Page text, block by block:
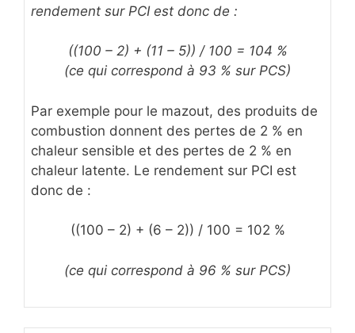
rendement sur PCI est donc de :
((100 – 2) + (11 – 5)) / 100 = 104 %
(ce qui correspond à 93 % sur PCS)
Par exemple pour le mazout, des produits de
combustion donnent des pertes de 2 % en
chaleur sensible et des pertes de 2 % en
chaleur latente. Le rendement sur PCI est
donc de :
((100 – 2) + (6 – 2)) / 100 = 102 %
(ce qui correspond à 96 % sur PCS)